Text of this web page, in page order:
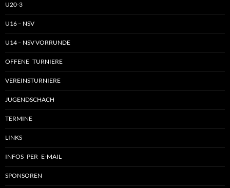
U20-3
U16 – NSV
U14 – NSV VORRUNDE
OFFENE TURNIERE
VEREINSTURNIERE
JUGENDSCHACH
TERMINE
LINKS
INFOS PER E-MAIL
SPONSOREN